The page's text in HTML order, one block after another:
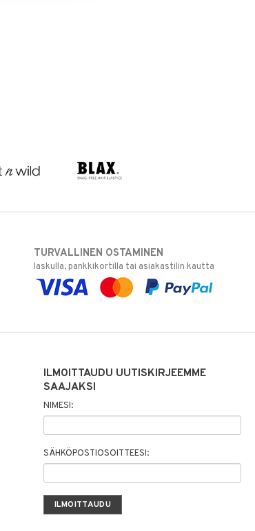
TURVALLINEN OSTAMINEN
laskulla, pankkikortilla tai asiakastilin kautta
ILMOITTAUDU UUTISKIRJEEMME
SAAJAKSI
NIMESI:
SÄHKÖPOSTIOSOITTEESI: